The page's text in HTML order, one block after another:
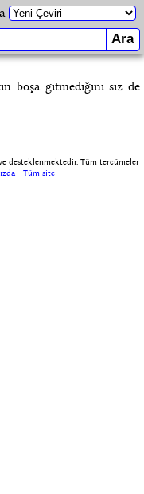
boşa gitmediğini siz de
desteklenmektedir. Tüm tercümeler
-Tüm site